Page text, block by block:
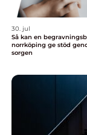
30. jul
Så kan en
norrköping ge stöd
sorgen